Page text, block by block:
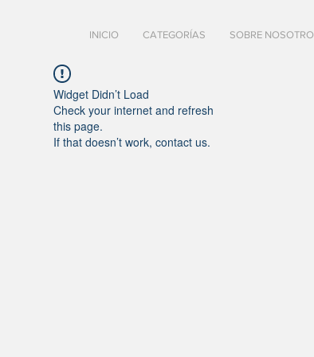
INICIO CATEGORÍAS SOBRE
Widget Didn’t Load
Check your internet and refresh
this page.
If that doesn’t work, contact us.